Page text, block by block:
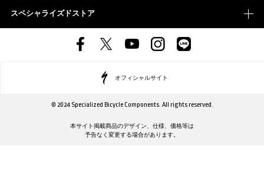
スペシャライズドストア
オフィシャルサイト
© 2024 Specialized Bicycle Components. All rights reserved.
本サイト掲載商品のデザイン、仕様、価格等は
予告なく変更する場合があります。